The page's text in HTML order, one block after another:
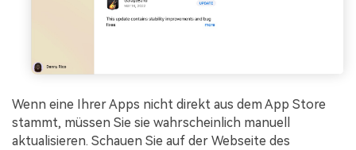
Wenn eine Ihrer Apps nicht direkt aus dem App Store
stammt, müssen Sie sie wahrscheinlich manuell
aktualisieren. Schauen Sie auf der Webseite des